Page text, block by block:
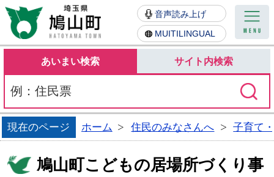
鳩山町
音声読み上げ
MUITILINGUAL
あいまい検索 サイト内検索
現在のページ ホーム 住民のみなさんへ 子育て
鳩山町こどもの居場所づくり事